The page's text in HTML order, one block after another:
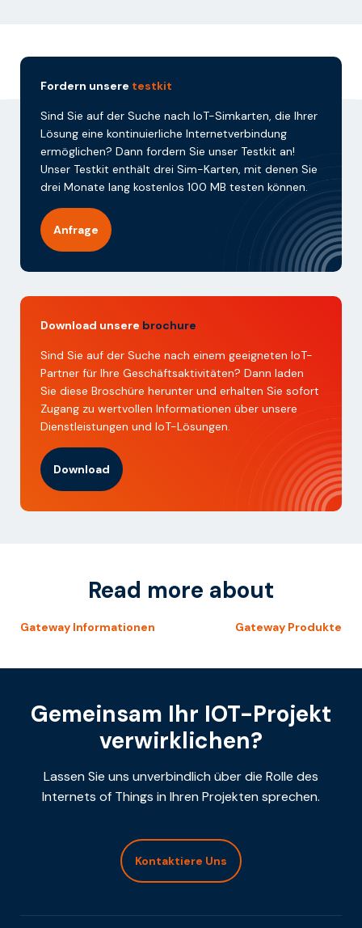
Fordern unsere testkit
Sind Sie auf der Suche nach IoT-Simkarten, die Ihrer
Lösung eine kontinuierliche Internetverbindung
ermöglichen? Dann fordern Sie unser Testkit an!
Unser Testkit enthält drei Sim-Karten, mit denen Sie
drei Monate lang kostenlos 100 MB testen können.
Anfrage
Download unsere brochure
Sind Sie auf der Suche nach einem geeigneten IoT-
Partner für Ihre Geschäftsaktivitäten? Dann laden
Sie diese Broschüre herunter und erhalten Sie sofort
Zugang zu wertvollen Informationen über unsere
Dienstleistungen und IoT-Lösungen.
Download
Read more about
Gateway Produkte
Gateway Informationen
Gemeinsam Ihr IOT-Projekt
verwirklichen?
Lassen Sie uns unverbindlich über die Rolle des
Internets of Things in Ihren Projekten sprechen.
Kontaktiere Uns